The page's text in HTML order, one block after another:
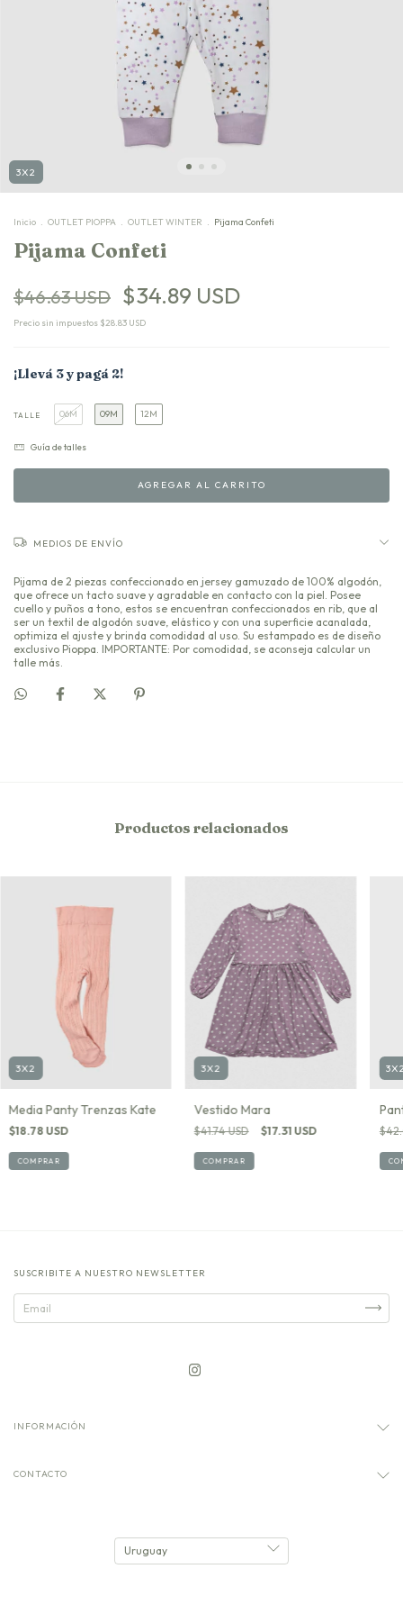
3X2
Inicio . OUTLET PIOPPA . OUTLET WINTER . Pijama Confeti
Pijama Confeti
$46.63 USD $34.89 USD
Precio sin impuestos $28.83 USD
¡Llevá 3 y pagá 2!
TALLE 06M 09M 12M
Guía de talles
MEDIOS DE ENVÍO
Pijama de 2 piezas confeccionado en jersey gamuzado de 100% algodón,
que ofrece un tacto suave y agradable en contacto con la piel. Posee
cuello y puños a tono, estos se encuentran confeccionados en rib, que al
ser un textil de algodón suave, elástico y con una superficie acanalada,
optimiza el ajuste y brinda comodidad al uso. Su estampado es de diseño
exclusivo Pioppa. IMPORTANTE: Por comodidad, se aconseja calcular un
talle más.
Productos relacionados
3X2
Media Panty Trenzas Kate
$18.78 USD
COMPRAR
3X2
Vestido Mara
$41.74 USD $17.31 USD
COMPRAR
SUSCRIBITE A NUESTRO NEWSLETTER
INFORMACIÓN
CONTACTO